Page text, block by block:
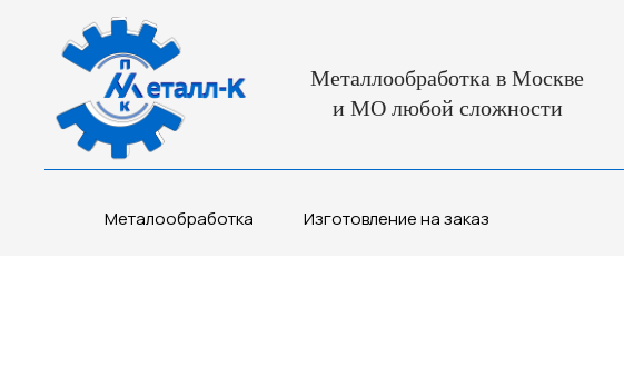
Металлообработка в Москве
и МО любой сложности
Изготовление на заказ
Металообработка